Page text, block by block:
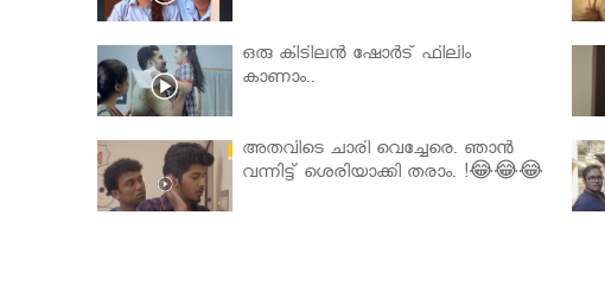
ഒരു കിടിലൻ ഷോർട് ഫിലിം
കാണാം..
അതവിടെ ചാരി വെച്ചേരെ. ഞാൻ
വന്നിട്ട് ശെരിയാക്കി തരാം. !😂😂😂